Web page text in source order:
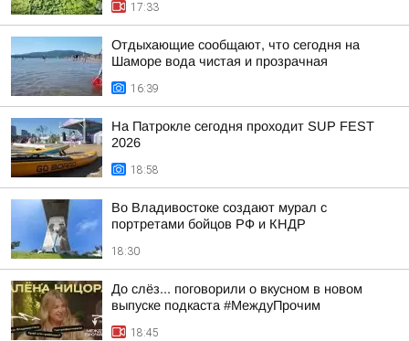
17:33
Отдыхающие сообщают, что сегодня на
Шаморе вода чистая и прозрачная
16:39
На Патрокле сегодня проходит SUP FEST
2026
18:58
Во Владивостоке создают мурал с
портретами бойцов РФ и КНДР
18:30
До слёз... поговорили о вкусном в новом
выпуске подкаста #МеждуПрочим
18:45